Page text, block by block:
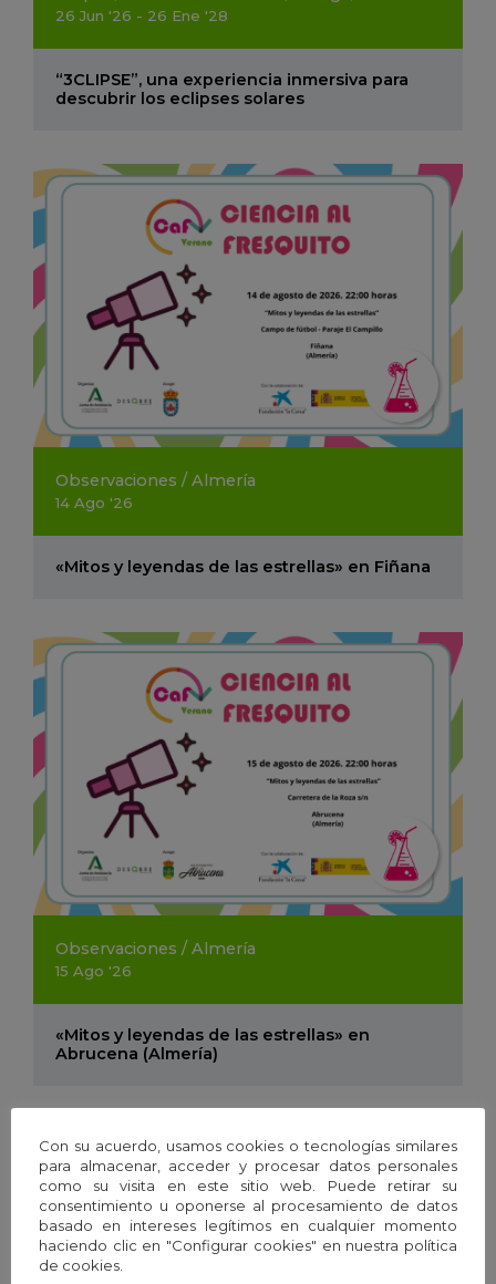
26Jun '26 - 26 Ene '28
“3CLIPSE”, una experiencia inmersiva para
descubrir los eclipses solares
Observaciones / Almería
14 Ago '26
«Mitos y leyendas de las estrellas» en Fiñana
Observaciones / Almería
15 Ago '26
«Mitos y leyendas de las estrellas» en
Abrucena (Almería)
Con su acuerdo, usamos cookies o tecnologías similares
para almacenar, acceder y procesar datos personales
como su visita en este sitio web. Puede retirar su
consentimiento u oponerse al procesamiento de datos
basado en intereses legítimos en cualquier momento
haciendo clic en "Configurar cookies" en nuestra política
de cookies.